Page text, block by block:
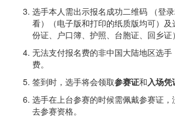
选手本人需出示报名成功二维码 （登
看）（电子版和打印的纸质版均可）
份证、户口簿、护照、台胞证、回乡证
无法支付报名费的非中国大陆地区选
费。
签到时，选手将会领取参赛证和 入场凭
选手在上台参赛的时候需佩戴参赛证
去参赛资格。